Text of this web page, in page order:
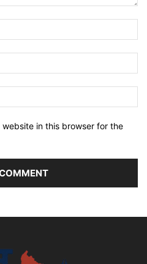
in this browser for the